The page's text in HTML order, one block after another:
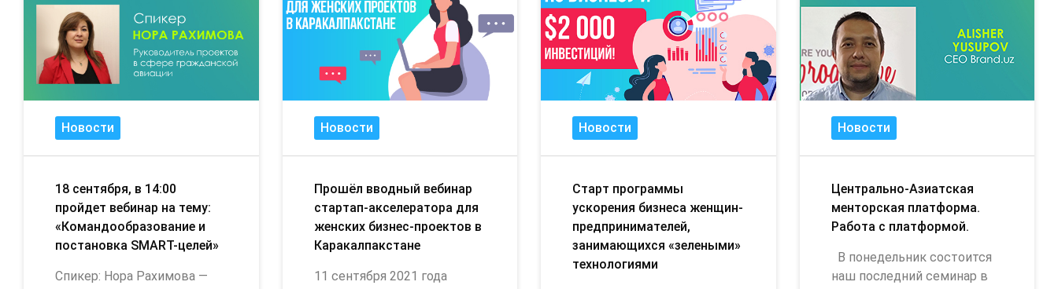
Новости
18 сентября, в 14:00
пройдет вебинар на тему:
«Командообразование и
постановка SMART-целей»
Спикер: Нора Рахимова —
Новости
Прошёл вводный вебинар
стартап-акселератора для
женских бизнес-проектов в
Каракалпакстане
11 сентября 2021 года
Новости
Cтарт программы
ускорения бизнеса женщин-
предпринимателей,
занимающихся «зелеными»
технологиями
Новости
Центрально-Азиатская
менторская платформа.
Работа с платформой.
В понедельник состоится
наш последний семинар в